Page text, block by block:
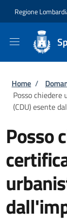
Regione
Briciole
Home /
Posso
(CDU) esente
Posso